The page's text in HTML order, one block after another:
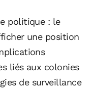
politique : le
une position
liés aux colonies
de surveillance